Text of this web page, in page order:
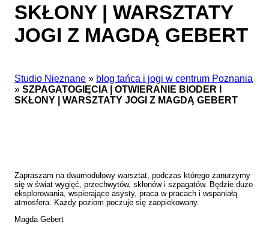
SKŁONY | WARSZTATY
JOGI Z MAGDĄ GEBERT
Studio Nieznane » blog tańca i jogi w centrum Poznania
» SZPAGATOGIĘCIA | OTWIERANIE BIODER I
SKŁONY | WARSZTATY JOGI Z MAGDĄ GEBERT
Zapraszam na dwumodułowy warsztat, podczas którego zanurzymy
się w świat wygięć, przechwytów, skłonów i szpagatów. Będzie dużo
eksplorowania, wspierające asysty, praca w pracach i wspaniałą
atmosfera. Każdy poziom poczuje się zaopiekowany.
Magda Gebert